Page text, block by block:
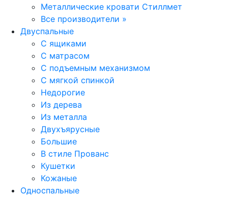
Металлические кровати Стиллмет
Все производители »
Двуспальные
С ящиками
С матрасом
С подъемным механизмом
С мягкой спинкой
Недорогие
Из дерева
Из металла
Двухъярусные
Большие
В стиле Прованс
Кушетки
Кожаные
Односпальные